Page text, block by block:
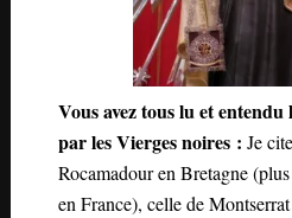
Vous avez tous lu et entendu
par les Vierges noires : Je
Rocamadour en Bretagne
en France), celle de